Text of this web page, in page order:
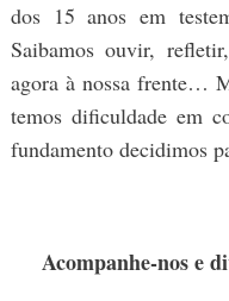
dos 15 anos em
Saibamos ouvir,
agora à nossa frente…
temos dificuldade em
fundamento decidimos
Acompanhe-nos e